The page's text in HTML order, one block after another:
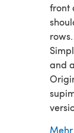
front
and